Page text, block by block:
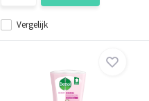
Vergelijk